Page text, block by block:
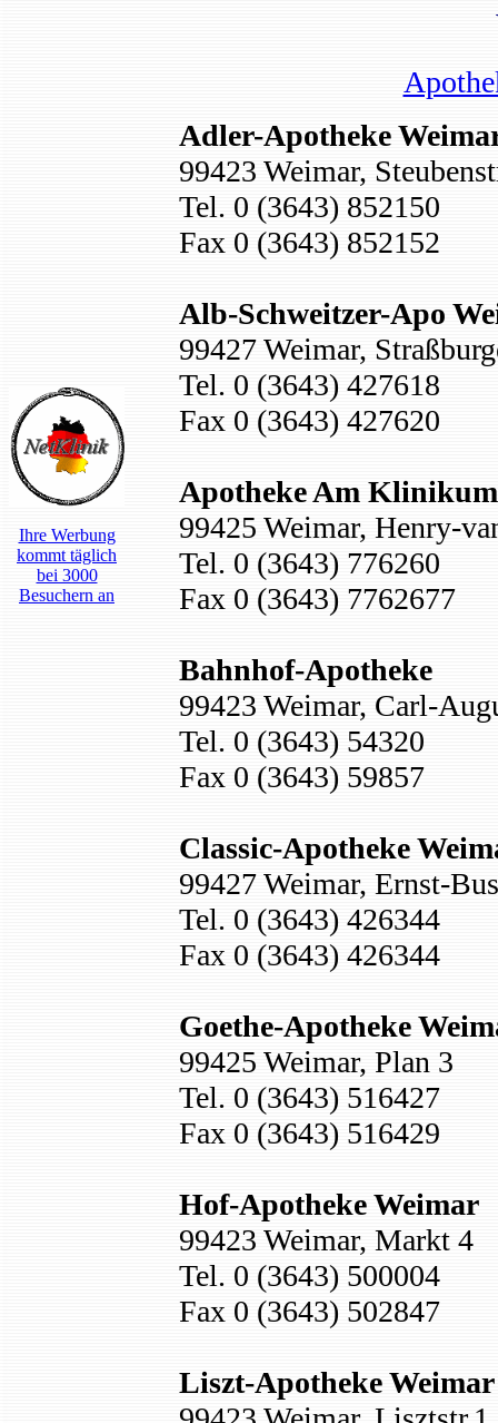
Ihre Werbung
kommt täglich
bei 3000
Besuchern an
Adler-Apotheke
99423 Weimar,
Tel. 0 (3643) 852150
Fax 0 (3643) 852152
Alb-Schweitzer-Apo
99427 Weimar,
Tel. 0 (3643) 427618
Fax 0 (3643) 427620
Apotheke Am Klinikum
99425 Weimar, Henry-
Tel. 0 (3643) 776260
Fax 0 (3643) 7762677
Bahnhof-Apotheke
99423 Weimar, Carl-
Tel. 0 (3643) 54320
Fax 0 (3643) 59857
Classic-Apotheke
99427 Weimar, Ernst-
Tel. 0 (3643) 426344
Fax 0 (3643) 426344
Goethe-Apotheke
99425 Weimar, Plan 3
Tel. 0 (3643) 516427
Fax 0 (3643) 516429
Hof-Apotheke Weimar
99423 Weimar, Markt 4
Tel. 0 (3643) 500004
Fax 0 (3643) 502847
Liszt-Apotheke Weimar